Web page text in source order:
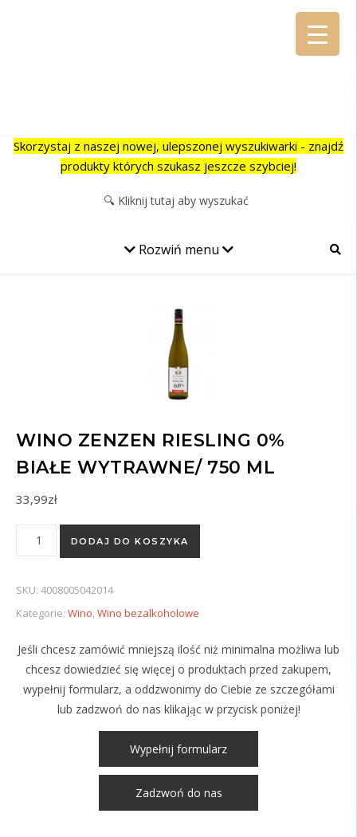
Skorzystaj z naszej nowej, ulepszonej wyszukiwarki - znajdź
produkty których szukasz jeszcze szybciej!
Rozwiń menu
WINO ZENZEN RIESLING 0%
BIAŁE WYTRAWNE/ 750 ML
33,99zł
ilość Wino Zenzen Riesling 0% białe wytrawne/ 750 ml
DODAJ DO KOSZYKA
SKU: 4008005042014
Kategorie: Wino,Wino bezalkoholowe
Jeśli chcesz zamówić mniejszą ilość niż minimalna możliwa lub
chcesz dowiedzieć się więcej o produktach przed zakupem,
wypełnij formularz, a oddzwonimy do Ciebie ze szczegółami
lub zadzwoń do nas klikając w przycisk poniżej!
Wypełnij formularz
Zadzwoń do nas